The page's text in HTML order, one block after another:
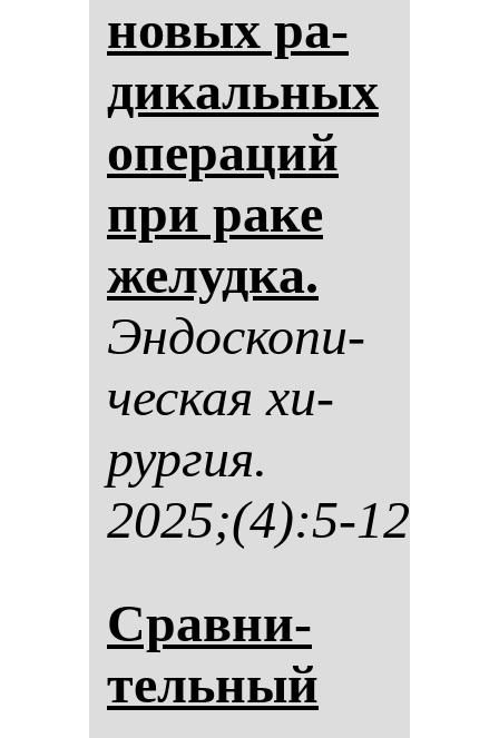
но­вых ра­
ди­каль­ных
опе­ра­ций
при ра­ке
же­луд­ка.
Эн­дос­ко­пи­
чес­кая хи­
рур­гия.
2025;(4):5-12
Срав­ни­
тель­ный